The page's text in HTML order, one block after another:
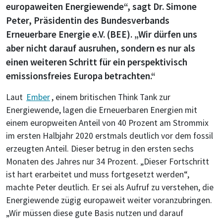
europaweiten Energiewende“, sagt Dr. Simone
Peter, Präsidentin des Bundesverbands
Erneuerbare Energie e.V. (BEE). „Wir dürfen uns
aber nicht darauf ausruhen, sondern es nur als
einen weiteren Schritt für ein perspektivisch
emissionsfreies Europa betrachten.“
Laut Ember, einem britischen Think Tank zur
Energiewende, lagen die Erneuerbaren Energien mit
einem europweiten Anteil von 40 Prozent am Strommix
im ersten Halbjahr 2020 erstmals deutlich vor dem fossil
erzeugten Anteil. Dieser betrug in den ersten sechs
Monaten des Jahres nur 34 Prozent. „Dieser Fortschritt
ist hart erarbeitet und muss fortgesetzt werden“,
machte Peter deutlich. Er sei als Aufruf zu verstehen, die
Energiewende zügig europaweit weiter voranzubringen.
„Wir müssen diese gute Basis nutzen und darauf